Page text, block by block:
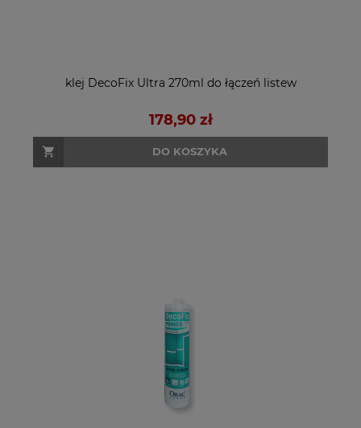
klej DecoFix Ultra 270ml do łączeń listew
178,90 zł
DO KOSZYKA